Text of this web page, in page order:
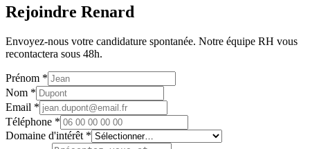
Rejoindre Renard
Envoyez-nous votre candidature spontanée. Notre équipe RH vous
recontactera sous 48h.
Prénom *
Nom *
Email *
Téléphone *
Domaine d'intérêt *